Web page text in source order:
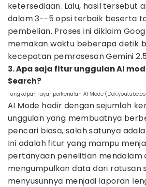
ketersediaan. Lalu, hasil tersebut
dalam 3--5 opsi terbaik beserta
pembelian. Proses ini diklaim
memakan waktu beberapa detik
kecepatan pemrosesan Gemini
3. Apa saja fitur unggulan AI
Search?
Tangkapan layar perkenalan AI Mode
AI Mode hadir dengan sejumlah
unggulan yang membuatnya
pencari biasa, salah satunya
Ini adalah fitur yang mampu
pertanyaan penelitian mendalam
mengumpulkan data dari ratusan
menyusunnya menjadi laporan